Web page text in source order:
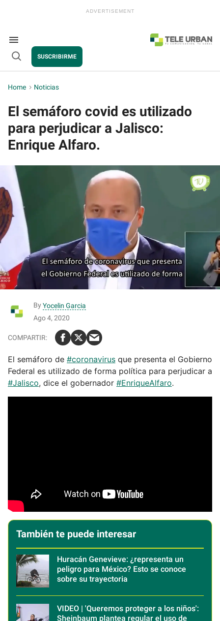
Search
&
Section
Navigation
Open
SUSCRIBIRME
Home > Noticias
El semáforo covid es utilizado
para perjudicar a Jalisco:
Enrique Alfaro.
By Yocelin Garcia
Ago 4, 2020
El semáforo de #coronavirus que presenta el Gobierno
Federal es utilizado de forma política para perjudicar a
#Jalisco, dice el gobernador #EnriqueAlfaro.
También te puede interesar
Huracán Genevieve: ¿representa un
peligro para México? Esto se conoce
sobre su trayectoria
VIDEO | 'Queremos proteger a los niños':
Sheinbaum plantea regular el uso de